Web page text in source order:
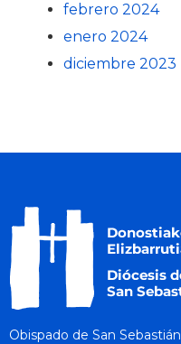
febrero 2024
enero 2024
diciembre 2023
Obispado de San Sebastián